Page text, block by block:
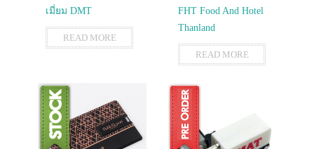
เมี่ยม DMT
READ MORE
FHT Food And Hotel
Thanland
READ MORE